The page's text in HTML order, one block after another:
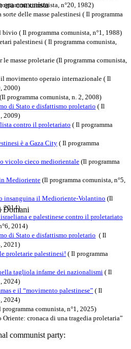
comunista
comunista, n°20, 1982)
delle masse palestinesi ( Il programma
bivio ( Il programma comunista, n°1, 1988)
palestinesi ( Il programma comunista,
masse proletarie (Il programma comunista,
movimento operaio internazionale ( Il
2000)
(Il programma comunista, n. 2, 2008)
di Stato e disfattismo proletario ( Il
2009)
contro il proletariato ( Il programma
è a Gaza City ( Il programma
vicolo cieco mediorientale (Il programma
Medioriente(Il programma comunista, n°5,
insanguina il Medioriente-Volantino (Il
2014)
e palestinese contro il proletariato
2014)
di Stato e disfattismo proletario ( Il
2021)
proletarie palestinesi! ( Il programma
tagliola infame dei nazionalismi ( Il
2024)
e il “movimento palestinese” ( Il
2024)
programma comunista, n°1, 2025)
cronaca di una tragedia proletaria”
communist party: